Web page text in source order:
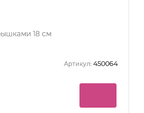
18 см
Артикул: 450064